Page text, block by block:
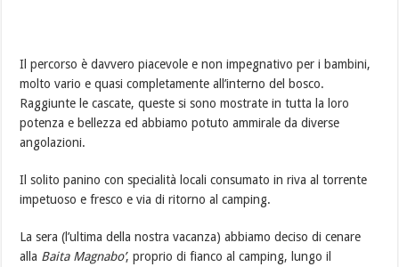
Il percorso è davvero piacevole e non impegnativo per i bambini,
molto vario e quasi completamente all’interno del bosco.
Raggiunte le cascate, queste si sono mostrate in tutta la loro
potenza e bellezza ed abbiamo potuto ammirale da diverse
angolazioni.
Il solito panino con specialità locali consumato in riva al torrente
impetuoso e fresco e via di ritorno al camping.
La sera (l’ultima della nostra vacanza) abbiamo deciso di cenare
alla Baita Magnabo’, proprio di fianco al camping, lungo il